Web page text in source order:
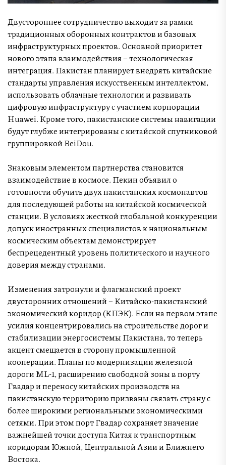
Двустороннее сотрудничество выходит за рамки
традиционных оборонных контрактов и базовых
инфраструктурных проектов. Основной приоритет
нового этапа взаимодействия – технологическая
интеграция. Пакистан планирует внедрять китайские
стандарты управления искусственным интеллектом,
использовать облачные технологии и развивать
цифровую инфраструктуру с участием корпорации
Huawei. Кроме того, пакистанские системы навигации
будут глубже интегрированы с китайской спутниковой
группировкой BeiDou.
Знаковым элементом партнерства становится
взаимодействие в космосе. Пекин объявил о
готовности обучить двух пакистанских космонавтов
для последующей работы на китайской космической
станции. В условиях жесткой глобальной конкуренции
допуск иностранных специалистов к национальным
космическим объектам демонстрирует
беспрецедентный уровень политического и научного
доверия между странами.
Изменения затронули и флагманский проект
двусторонних отношений – Китайско-пакистанский
экономический коридор (КПЭК). Если на первом этапе
усилия концентрировались на строительстве дорог и
стабилизации энергосистемы Пакистана, то теперь
акцент смещается в сторону промышленной
кооперации. Планы по модернизации железной
дороги ML-1, расширению свободной зоны в порту
Гвадар и переносу китайских производств на
пакистанскую территорию призваны связать страну с
более широкими региональными экономическими
сетями. При этом порт Гвадар сохраняет значение
важнейшей точки доступа Китая к транспортным
коридорам Южной, Центральной Азии и Ближнего
Востока.